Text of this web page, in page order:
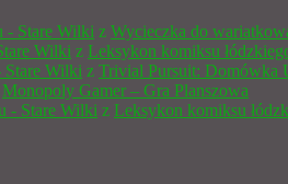
- Stare Wilki z Wycieczka do
Wilki z Leksykon komiksu
Stare Wilki z Trivial Pursuit: Domówka
Monopoly Gamer – Gra Planszowa
- Stare Wilki z Leksykon komiksu